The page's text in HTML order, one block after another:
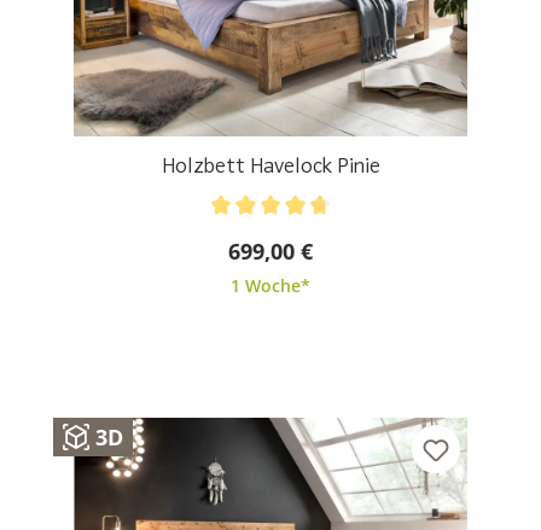
Holzbett Havelock Pinie
699,00 €
1 Woche*
3D